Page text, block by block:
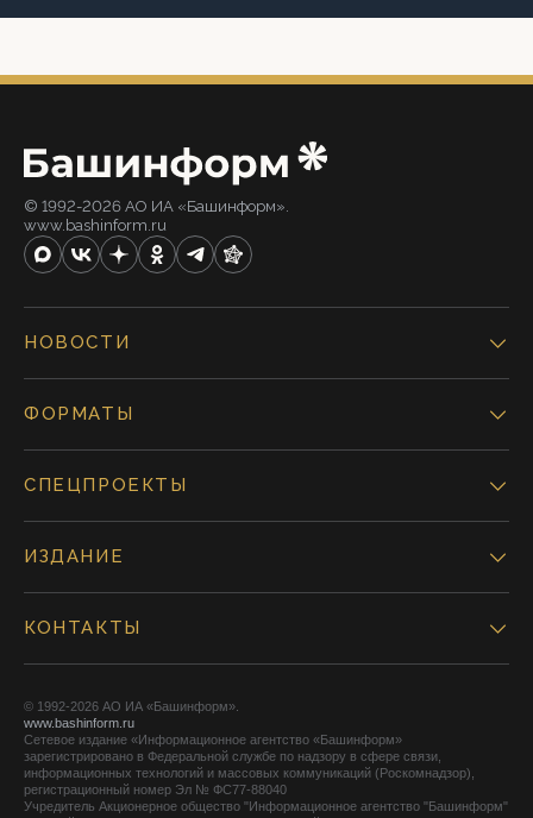
© 1992-2026 АО ИА «Башинформ».
www.bashinform.ru
НОВОСТИ
ФОРМАТЫ
СПЕЦПРОЕКТЫ
ИЗДАНИЕ
КОНТАКТЫ
© 1992-2026 АО ИА «Башинформ».
www.bashinform.ru
Сетевое издание «Информационное агентство «Башинформ»
зарегистрировано в Федеральной службе по надзору в сфере связи,
информационных технологий и массовых коммуникаций (Роскомнадзор),
регистрационный номер Эл № ФС77-88040
Учредитель Акционерное общество "Информационное агентство "Башинформ"